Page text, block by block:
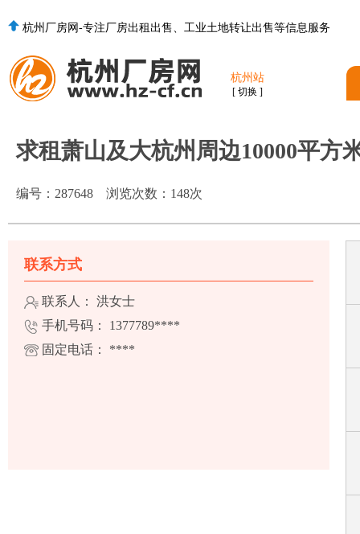
杭州厂房网-专注厂房出租出售、工业土地转让出售等信息服务
杭州站
[ 切换 ]
求租萧山及大杭州周边10000平方
编号： 287648 浏览次数： 148次
联系方式
联系人： 洪女士
手机号码： 1377789****
固定电话： ****